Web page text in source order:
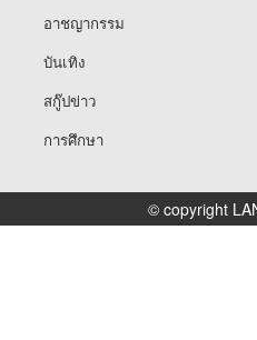
อาชญากรรม
บันเทิง
สกู๊ปข่าว
การศึกษา
© copyright